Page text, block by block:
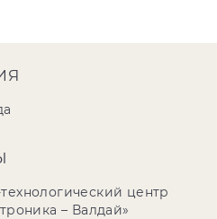
центр
– Валдай»